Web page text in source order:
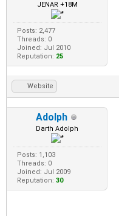
JENAR +18M
Posts: 2,477
Threads: 0
Joined: Jul 2010
Reputation: 25
Website
Adolph
Darth Adolph
Posts: 1,103
Threads: 0
Joined: Jul 2009
Reputation: 30